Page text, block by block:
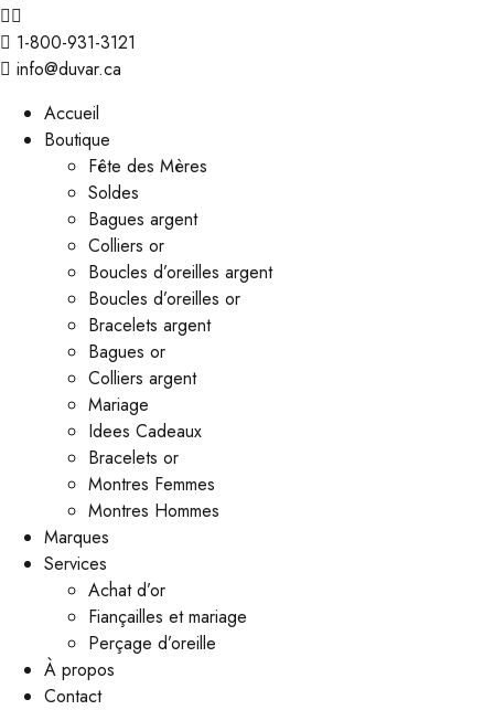
1-800-931-3121
info@duvar.ca
Accueil
Boutique
Fête des Mères
Soldes
Bagues argent
Colliers or
Boucles d’oreilles argent
Boucles d’oreilles or
Bracelets argent
Bagues or
Colliers argent
Mariage
Idees Cadeaux
Bracelets or
Montres Femmes
Montres Hommes
Marques
Services
Achat d’or
Fiançailles et mariage
Perçage d’oreille
À propos
Contact